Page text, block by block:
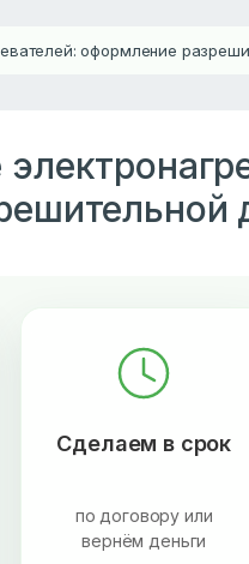
оформление
Сделаем в срок
по договору или
вернём деньги